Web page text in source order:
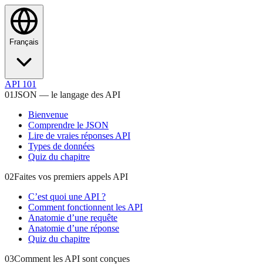
Français
API 101
01JSON — le langage des API
Bienvenue
Comprendre le JSON
Lire de vraies réponses API
Types de données
Quiz du chapitre
02Faites vos premiers appels API
C’est quoi une API ?
Comment fonctionnent les API
Anatomie d’une requête
Anatomie d’une réponse
Quiz du chapitre
03Comment les API sont conçues